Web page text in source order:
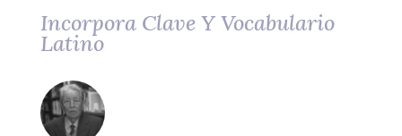
Incorpora Clave Y Vocabulario
Latino